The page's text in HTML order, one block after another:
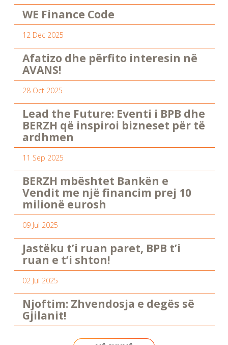
WE Finance Code
12 Dec 2025
Afatizo dhe përfito interesin në
AVANS!
28 Oct 2025
Lead the Future: Eventi i BPB dhe
BERZH që inspiroi bizneset për të
ardhmen
11 Sep 2025
BERZH mbështet Bankën e
Vendit me një financim prej 10
milionë eurosh
09 Jul 2025
Jastëku t’i ruan paret, BPB t’i
ruan e t’i shton!
02 Jul 2025
Njoftim: Zhvendosja e degës së
Gjilanit!